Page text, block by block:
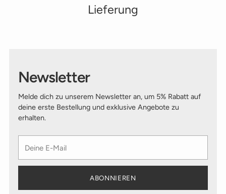
Lieferung
Newsletter
Melde dich zu unserem Newsletter an, um 5% Rabatt auf
deine erste Bestellung und exklusive Angebote zu
erhalten.
E-
Mail
ABONNIEREN